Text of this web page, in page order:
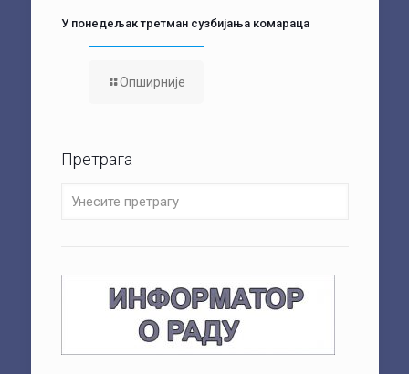
У понедељак третман сузбијања комараца
Опширније
Претрага